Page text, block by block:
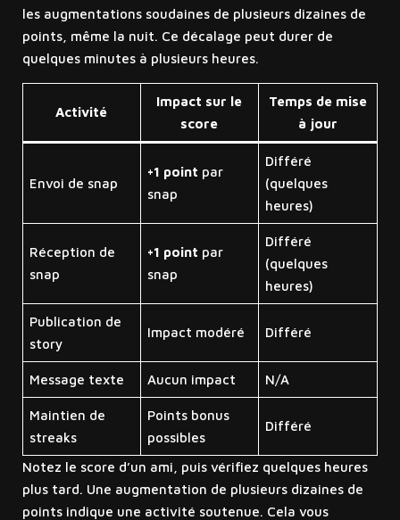
les augmentations soudaines de plusieurs dizaines de
points, même la nuit. Ce décalage peut durer de
quelques minutes à plusieurs heures.
Activité
Impact sur le
score
Temps de mise
à jour
Envoi de snap
+1 point par
snap
Différé
(quelques
heures)
Réception de
snap
+1 point par
snap
Différé
(quelques
heures)
Publication de
story
Impact modéré Différé
Message texte Aucun impact N/A
Maintien de
streaks
Points bonus
possibles
Différé
Notez le score d’un ami, puis vérifiez quelques heures
plus tard. Une augmentation de plusieurs dizaines de
points indique une activité soutenue. Cela vous